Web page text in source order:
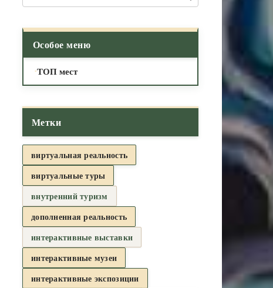
Особое меню
ТОП мест
Метки
виртуальная реальность
виртуальные туры
внутренний туризм
дополненная реальность
интерактивные выставки
интерактивные музеи
интерактивные экспозиции